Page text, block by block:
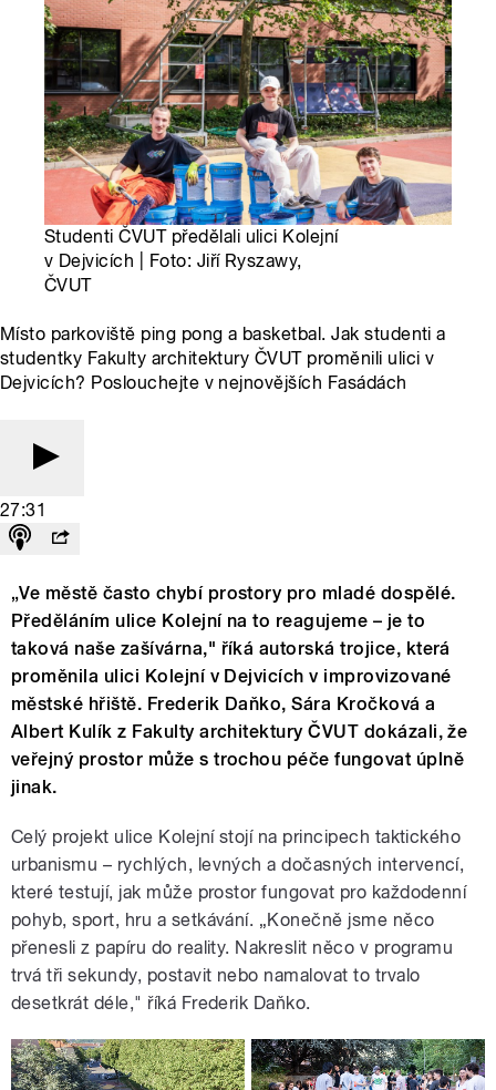
Studenti ČVUT předělali ulici Kolejní
v Dejvicích | Foto: Jiří Ryszawy,
ČVUT
Místo parkoviště ping pong a basketbal. Jak studenti a
studentky Fakulty architektury ČVUT proměnili ulici v
Dejvicích? Poslouchejte v nejnovějších Fasádách
27:31
„Ve městě často chybí prostory pro mladé dospělé.
Předěláním ulice Kolejní na to reagujeme – je to
taková naše zašívárna," říká autorská trojice, která
proměnila ulici Kolejní v Dejvicích v improvizované
městské hřiště. Frederik Daňko, Sára Kročková a
Albert Kulík z Fakulty architektury ČVUT dokázali, že
veřejný prostor může s trochou péče fungovat úplně
jinak.
Celý projekt ulice Kolejní stojí na principech taktického
urbanismu – rychlých, levných a dočasných intervencí,
které testují, jak může prostor fungovat pro každodenní
pohyb, sport, hru a setkávání. „Konečně jsme něco
přenesli z papíru do reality. Nakreslit něco v programu
trvá tři sekundy, postavit nebo namalovat to trvalo
desetkrát déle," říká Frederik Daňko.